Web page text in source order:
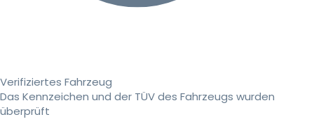
Verifiziertes Fahrzeug
Das Kennzeichen und der TÜV des Fahrzeugs wurden
überprüft